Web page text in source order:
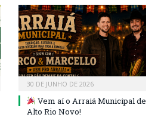
30 DE JUNHO DE 2026
Vem aí o Arraiá Municipal de
Alto Rio Novo!